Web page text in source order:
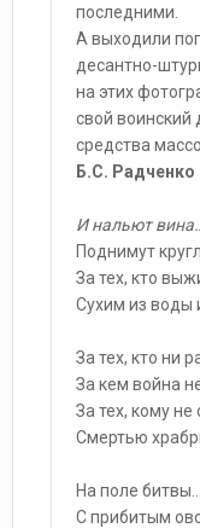
последними.
А выходили
десантно-
на этих
свой воинский
средства
Б.С. Радченко
И нальют
Поднимут
За тех, кто
Сухим из воды
За тех, кто ни
За кем война
За тех, кому не
Смертью
На поле
С прибитым